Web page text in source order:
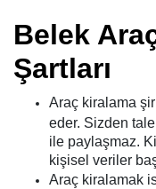
Belek
Şartları
Araç kiralama
eder. Sizden
ile paylaşmaz.
kişisel veriler
Araç kiralamak